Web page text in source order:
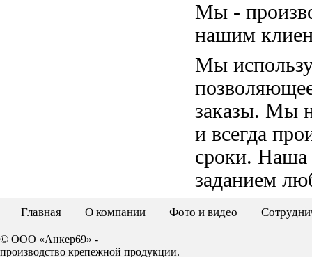
Мы -
нашим
Мы
заказы. Мы
и всегда
сроки. Наша
заданием
Главная О компании Фото и видео
© ООО «Анкер69» -
производство крепежной продукции.